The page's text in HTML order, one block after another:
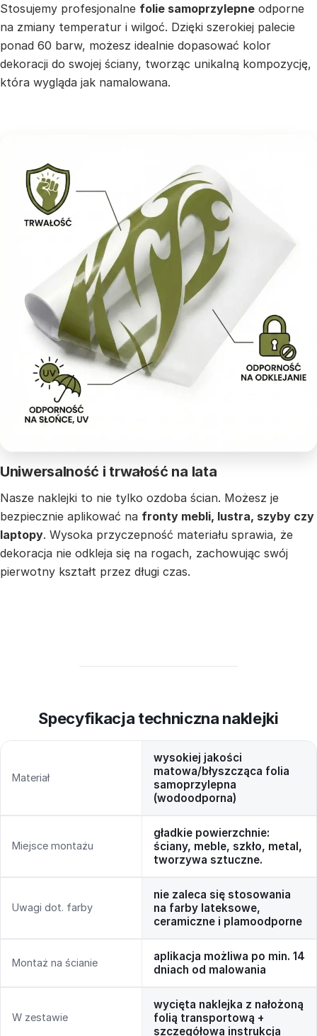
Stosujemy profesjonalne folie samoprzylepne odporne
na zmiany temperatur i wilgoć. Dzięki szerokiej palecie
ponad 60 barw, możesz idealnie dopasować kolor
dekoracji do swojej ściany, tworząc unikalną kompozycję,
która wygląda jak namalowana.
Uniwersalność i trwałość na lata
Nasze naklejki to nie tylko ozdoba ścian. Możesz je
bezpiecznie aplikować na fronty mebli, lustra, szyby czy
laptopy. Wysoka przyczepność materiału sprawia, że
dekoracja nie odkleja się na rogach, zachowując swój
pierwotny kształt przez długi czas.
Specyfikacja techniczna naklejki
Materiał
wysokiej jakości
matowa/błyszcząca folia
samoprzylepna
(wodoodporna)
Miejsce montażu
gładkie powierzchnie:
ściany, meble, szkło, metal,
tworzywa sztuczne.
Uwagi dot. farby
nie zaleca się stosowania
na farby lateksowe,
ceramiczne i plamoodporne
Montaż na ścianie
aplikacja możliwa po min. 14
dniach od malowania
W zestawie
wycięta naklejka z nałożoną
folią transportową +
szczegółowa instrukcja